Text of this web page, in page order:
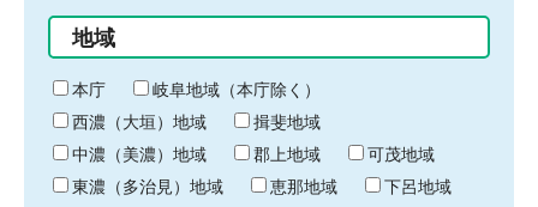
始
り
間
終
わ
り
地域
本庁
岐阜地域（本庁除く）
西濃（大垣）地域
揖斐地域
中濃（美濃）地域
郡上地域
可茂地域
東濃（多治見）地域
恵那地域
下呂地域